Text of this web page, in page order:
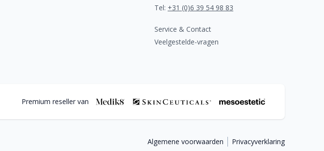
Tel: +31 (0)6 39 54 98 83
Service & Contact
Veelgestelde-vragen
Premium reseller van
Algemene voorwaarden Privacyverklaring